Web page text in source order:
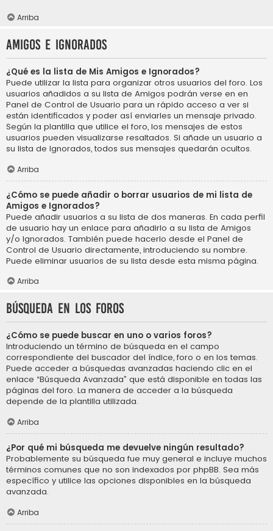
Arriba
Amigos e Ignorados
¿Qué es la lista de Mis Amigos e Ignorados?
Puede utilizar la lista para organizar otros usuarios del foro. Los
usuarios añadidos a su lista de Amigos podrán verse en en
Panel de Control de Usuario para un rápido acceso a ver si
están identificados y poder así enviarles un mensaje privado.
Según la plantilla que utilice el foro, los mensajes de estos
usuarios pueden visualizarse resaltados. Si añade un usuario a
su lista de Ignorados, todos sus mensajes quedarán ocultos.
Arriba
¿Cómo se puede añadir o borrar usuarios de mi lista de
Amigos e Ignorados?
Puede añadir usuarios a su lista de dos maneras. En cada perfil
de usuario hay un enlace para añadirlo a su lista de Amigos
y/o Ignorados. También puede hacerlo desde el Panel de
Control de Usuario directamente, introduciendo su nombre.
Puede eliminar usuarios de su lista desde esta misma página.
Arriba
Búsqueda en los foros
¿Cómo se puede buscar en uno o varios foros?
Introduciendo un término de búsqueda en el campo
correspondiente del buscador del índice, foro o en los temas.
Puede acceder a búsquedas avanzadas haciendo clic en el
enlace “Búsqueda Avanzada” que está disponible en todas las
páginas del foro. La manera de acceder a la búsqueda
depende de la plantilla utilizada.
Arriba
¿Por qué mi búsqueda me devuelve ningún resultado?
Probablemente su búsqueda fue muy general e incluye muchos
términos comunes que no son indexados por phpBB. Sea más
específico y utilice las opciones disponibles en la búsqueda
avanzada.
Arriba